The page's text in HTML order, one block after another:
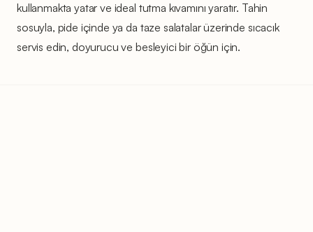
kullanmakta yatar ve ideal tutma kıvamını yaratır. Tahin
sosuyla, pide içinde ya da taze salatalar üzerinde sıcacık
servis edin, doyurucu ve besleyici bir öğün için.